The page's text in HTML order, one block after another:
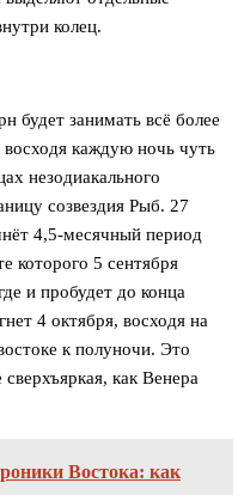
колец.
будет занимать всё более
каждую ночь чуть
незодиакального
созвездия Рыб. 27
4,5-месячный период
которого 5 сентября
и пробудет до конца
4 октября, восходя на
к полуночи. Это
сверхъяркая, как Венера
Востока: как